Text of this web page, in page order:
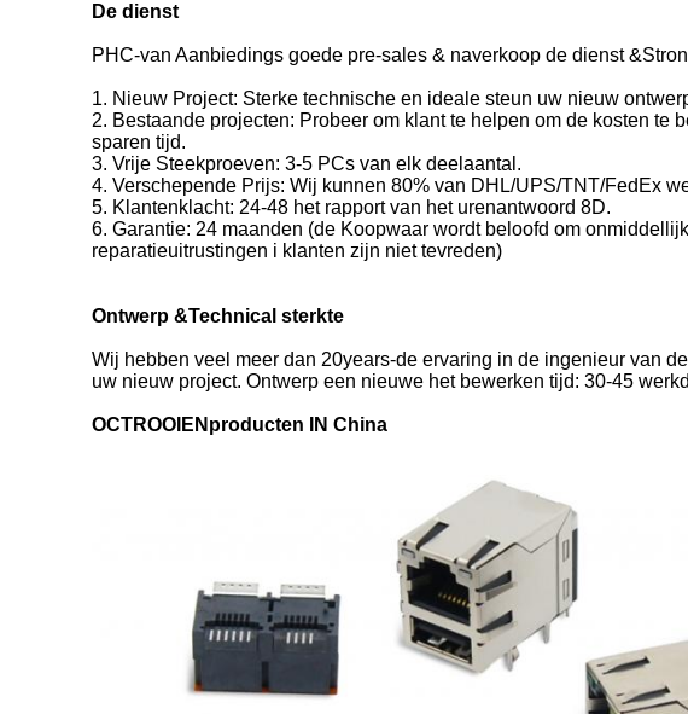
De dienst
PHC-van Aanbiedings goede pre-sales & naverkoop de dienst
1. Nieuw Project: Sterke technische en ideale steun uw nieuw
2. Bestaande projecten: Probeer om klant te helpen om de kosten
sparen tijd.
3. Vrije Steekproeven: 3-5 PCs van elk deelaantal.
4. Verschepende Prijs: Wij kunnen 80% van DHL/UPS/TNT/FedEx
5. Klantenklacht: 24-48 het rapport van het urenantwoord 8D.
6. Garantie: 24 maanden (de Koopwaar wordt beloofd om
reparatieuitrustingen i klanten zijn niet tevreden)
Ontwerp &Technical sterkte
Wij hebben veel meer dan 20years-de ervaring in de ingenieur van
uw nieuw project. Ontwerp een nieuwe het bewerken tijd: 30-45
OCTROOIENproducten IN China